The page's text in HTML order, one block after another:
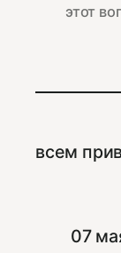
этот
всем
07